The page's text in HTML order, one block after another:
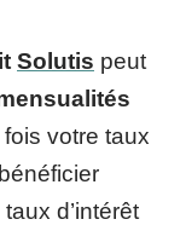
Solutis peut
votre taux
d’intérêt